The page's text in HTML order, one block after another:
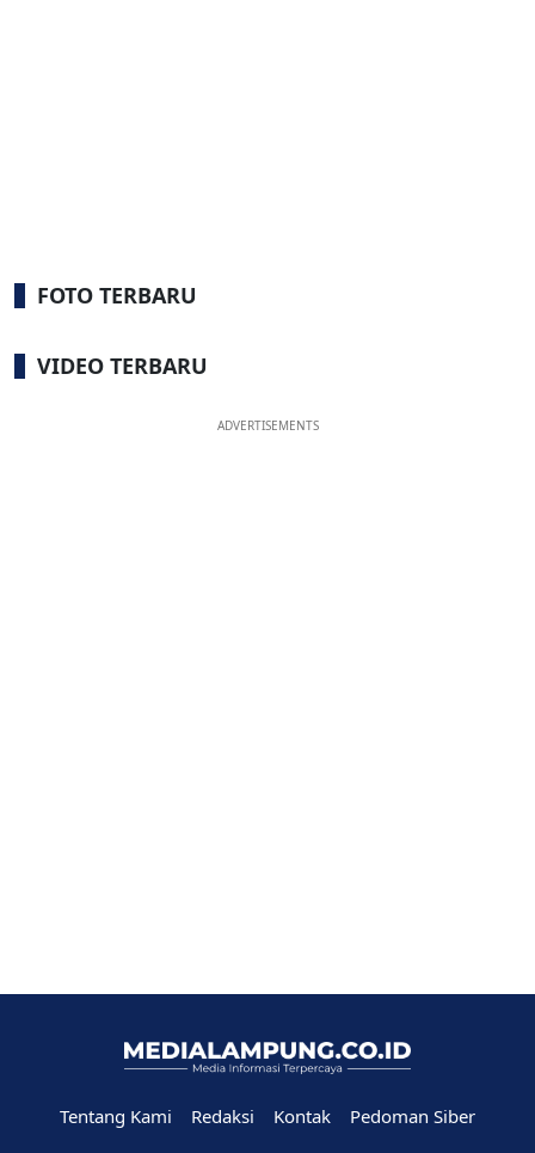
FOTO TERBARU
VIDEO TERBARU
ADVERTISEMENTS
Tentang Kami Redaksi Kontak
Pedoman Siber